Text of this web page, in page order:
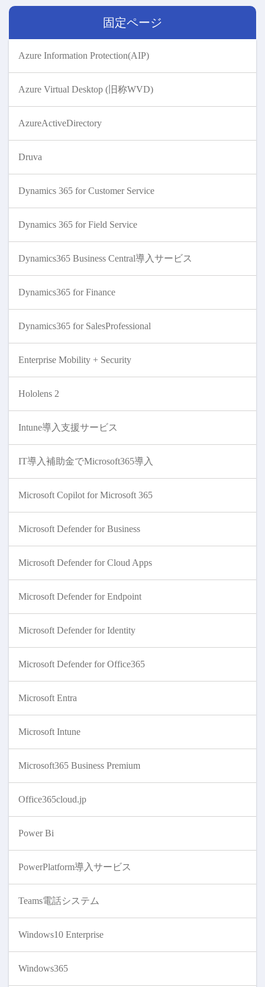
固定ページ
Azure Information Protection(AIP)
Azure Virtual Desktop (旧称WVD)
AzureActiveDirectory
Druva
Dynamics 365 for Customer Service
Dynamics 365 for Field Service
Dynamics365 Business Central導入サービス
Dynamics365 for Finance
Dynamics365 for SalesProfessional
Enterprise Mobility + Security
Hololens 2
Intune導入支援サービス
IT導入補助金でMicrosoft365導入
Microsoft Copilot for Microsoft 365
Microsoft Defender for Business
Microsoft Defender for Cloud Apps
Microsoft Defender for Endpoint
Microsoft Defender for Identity
Microsoft Defender for Office365
Microsoft Entra
Microsoft Intune
Microsoft365 Business Premium
Office365cloud.jp
Power Bi
PowerPlatform導入サービス
Teams電話システム
Windows10 Enterprise
Windows365